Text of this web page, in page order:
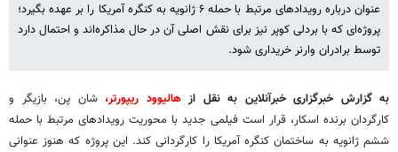
عنوان درباره رویدادهای مرتبط با حمله ۶ ژانویه به کنگره آمریکا را بر عهده بگیرد؛
پروژه‌ای که با بردلی کوپر نیز برای نقش اصلی آن در حال مذاکره‌اند و احتمال دارد
توسط برادران وارنر خریداری شود.
به گزارش خبرگزاری خبرآنلاین به نقل ازهالیوود ریپورتر، شان پن، بازیگر و
کارگردان برنده اسکار، قرار است فیلمی جدید با محوریت رویدادهای مرتبط با حمله
ششم ژانویه به ساختمان کنگره آمریکا را کارگردانی کند. این پروژه که هنوز عنوانی